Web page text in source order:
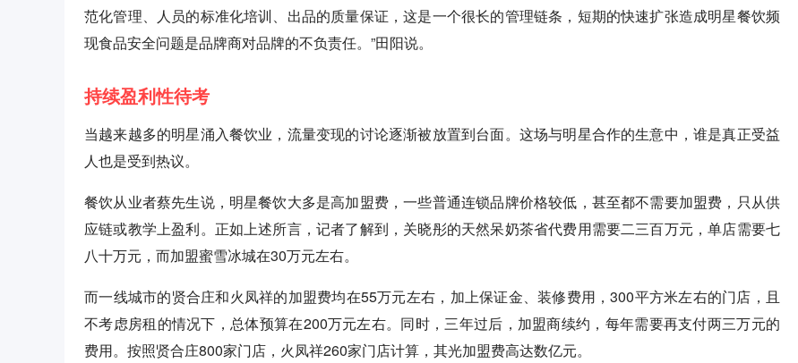
范化管理、人员的标准化培训、出品的质量保证，这是一个很长的管理链条，短期的快速扩张造成明星餐饮频
现食品安全问题是品牌商对品牌的不负责任。”田阳说。
持续盈利性待考
当越来越多的明星涌入餐饮业，流量变现的讨论逐渐被放置到台面。这场与明星合作的生意中，谁是真正受益
人也是受到热议。
餐饮从业者蔡先生说，明星餐饮大多是高加盟费，一些普通连锁品牌价格较低，甚至都不需要加盟费，只从供
应链或教学上盈利。正如上述所言，记者了解到，关晓彤的天然呆奶茶省代费用需要二三百万元，单店需要七
八十万元，而加盟蜜雪冰城在30万元左右。
而一线城市的贤合庄和火凤祥的加盟费均在55万元左右，加上保证金、装修费用，300平方米左右的门店，且
不考虑房租的情况下，总体预算在200万元左右。同时，三年过后，加盟商续约，每年需要再支付两三万元的
费用。按照贤合庄800家门店，火凤祥260家门店计算，其光加盟费高达数亿元。